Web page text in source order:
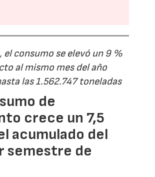
el consumo se elevó un 9 %
al mismo mes del año
las 1.562.747 toneladas
de
crece un 7,5
acumulado del
semestre de